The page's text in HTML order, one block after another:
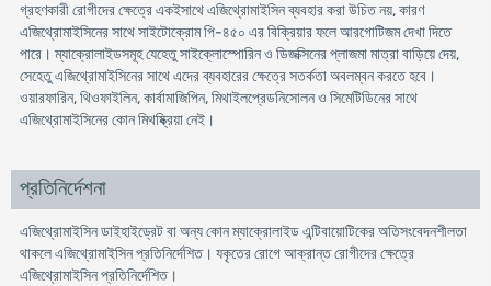
গ্রহণকারী রোগীদের ক্ষেত্রে একইসাথে এজিথ্রোমাইসিন ব্যবহার করা উচিত নয়, কারণ
এজিথ্রোমাইসিনের সাথে সাইটোক্রোম পি-৪৫০ এর বিক্রিয়ার ফলে আরগোটিজম দেখা দিতে
পারে। ম্যাক্রোলাইডসমূহ যেহেতু সাইক্লোস্পোরিন ও ডিজক্সিনের প্লাজমা মাত্রা বাড়িয়ে দেয়,
সেহেতু এজিথ্রোমাইসিনের সাথে এদের ব্যবহারের ক্ষেত্রে সতর্কতা অবলম্বন করতে হবে।
ওয়ারফারিন, থিওফাইলিন, কার্বামাজিপিন, মিথাইলপ্রেডনিসোলন ও সিমেটিডিনের সাথে
এজিথ্রোমাইসিনের কোন মিথষ্ক্রিয়া নেই।
প্রতিনির্দেশনা
এজিথ্রোমাইসিন ডাইহাইড্রেট বা অন্য কোন ম্যাক্রোলাইড এন্টিবায়োটিকের অতিসংবেদনশীলতা
থাকলে এজিথ্রোমাইসিন প্রতিনির্দেশিত। যকৃতের রোগে আক্রান্ত রোগীদের ক্ষেত্রে
এজিথ্রোমাইসিন প্রতিনির্দেশিত।